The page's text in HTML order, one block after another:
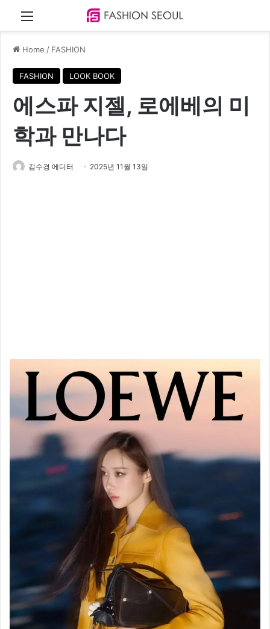
Menu
Home / FASHION
FASHION LOOK BOOK
에스파 지젤, 로에베의 미
학과 만나다
김수경 에디터 2025년 11월 13일